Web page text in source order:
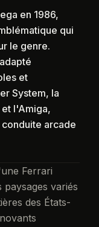
en 1986,
qui
le genre.
et
System, la
l'Amiga,
arcade
Ferrari
paysages variés
des États-